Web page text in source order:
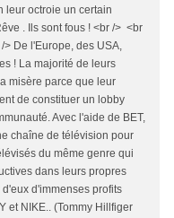
leur octroie un certain
. Ils sont fous ! <br /> <br
De l'Europe, des USA,
! La majorité de leurs
misère parce que leur
de constituer un lobby
Avec l'aide de BET,
chaîne de télévision pour
du même genre qui
dans leurs propres
d'immenses profits
et NIKE.. (Tommy Hillfiger